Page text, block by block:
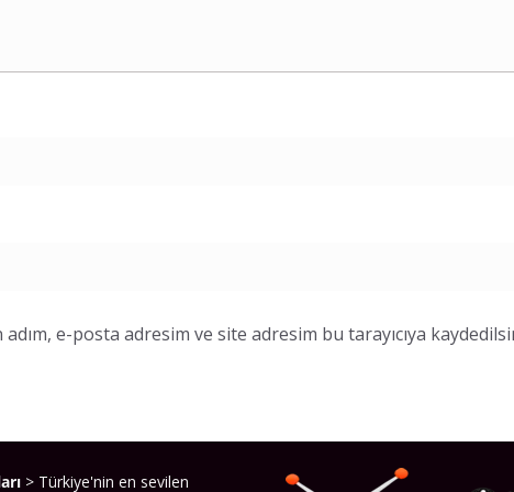
e-posta adresim ve site adresim bu tarayıcıya
> Türkiye'nin en sevilen